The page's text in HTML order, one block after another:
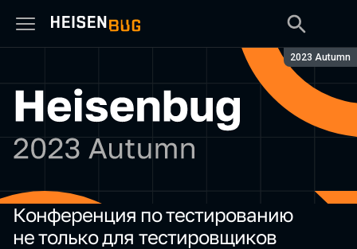
Сезон:
2023 Autumn
Heisenbug 2023 Autumn
Конференция по тестированию
не только для тестировщиков